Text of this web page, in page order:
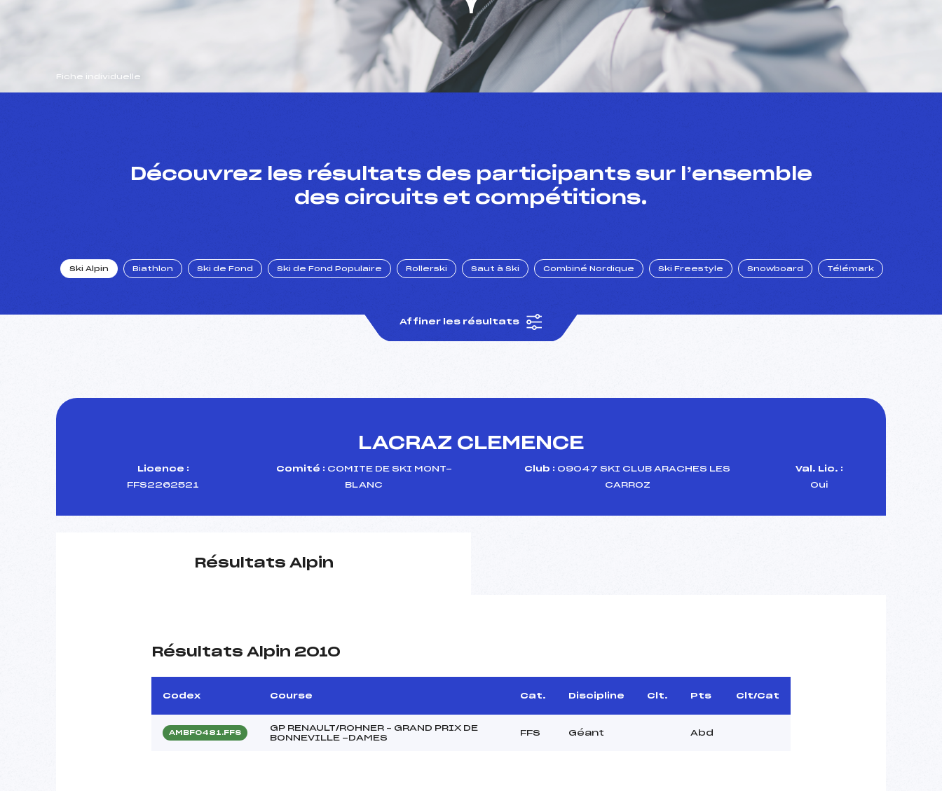
Fiche individuelle
Découvrez les résultats des participants sur l’ensemble
des circuits et compétitions.
Ski Alpin Biathlon Ski de Fond Ski de Fond Populaire Rollerski Saut à Ski Combiné Nordique Ski Freestyle Snowboard Télémark
Affiner les résultats
LACRAZ CLEMENCE
Licence :
FFS2262521
Comité : COMITE DE SKI MONT-
BLANC
Club : 09047 SKI CLUB ARACHES LES
CARROZ
Val. Lic. :
Oui
Résultats Alpin
Résultats Alpin 2010
Codex Course Cat. Discipline Clt. Pts Clt/Cat
AMBF0481.FFS
GP RENAULT/ROHNER – GRAND PRIX DE
BONNEVILLE -DAMES
FFS Géant Abd